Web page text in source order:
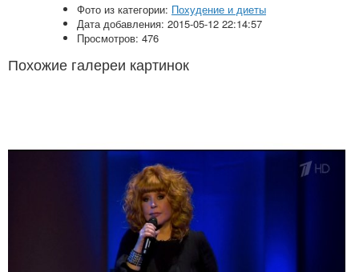
Фото из категории: Похудение и диеты
Дата добавления: 2015-05-12 22:14:57
Просмотров: 476
Похожие галереи картинок